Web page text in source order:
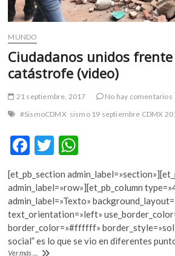
MUNDO
Ciudadanos unidos
catástrofe (video)
21 septiembre, 2017
No hay comentarios
#SismoCDMX sismo 19 septiembre CDMX
F
e
b
o
o
T
w
itt
er
h
at
s
A
p
[et_pb_section
admin_label=»row»][et_pb_column
admin_label=»Texto»
text_orientation=»left»
border_color=»#ffffff»
social” es lo que se vio en diferentes
Ver más ... Ciudadanos